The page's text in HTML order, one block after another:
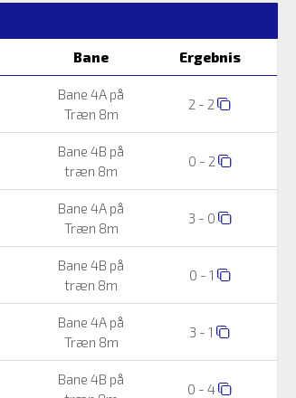
Bane Ergebnis
Bane 4A på
Træn 8m
2 - 2
Bane 4B på
træn 8m
0 - 2
Bane 4A på
Træn 8m
3 - 0
Bane 4B på
træn 8m
0 - 1
Bane 4A på
Træn 8m
3 - 1
Bane 4B på
0 - 4